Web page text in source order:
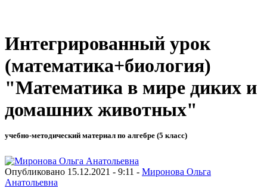
Интегрированный урок
(математика+биология)
"Математика в мире диких и
домашних животных"
учебно-методический материал по алгебре (5 класс)
Опубликовано 15.12.2021 - 9:11 - Миронова Ольга
Анатольевна